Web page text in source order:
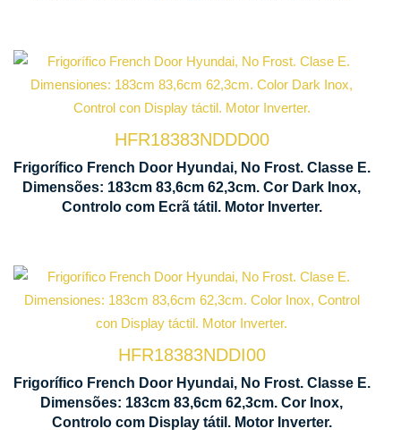
HFR18383NDDD00
Frigorífico French Door Hyundai, No Frost. Classe E.
Dimensões: 183cm 83,6cm 62,3cm. Cor Dark Inox,
Controlo com Ecrã tátil. Motor Inverter.
Tecnologia
No Frost
Ventilação
Multi Air
Flow
HFR18383NDDI00
Frigorífico French Door Hyundai, No Frost. Classe E.
Dimensões: 183cm 83,6cm 62,3cm. Cor Inox,
Controlo com Display tátil. Motor Inverter.
Tecnologia
No Frost
Ventilação
Multi Air
Flow